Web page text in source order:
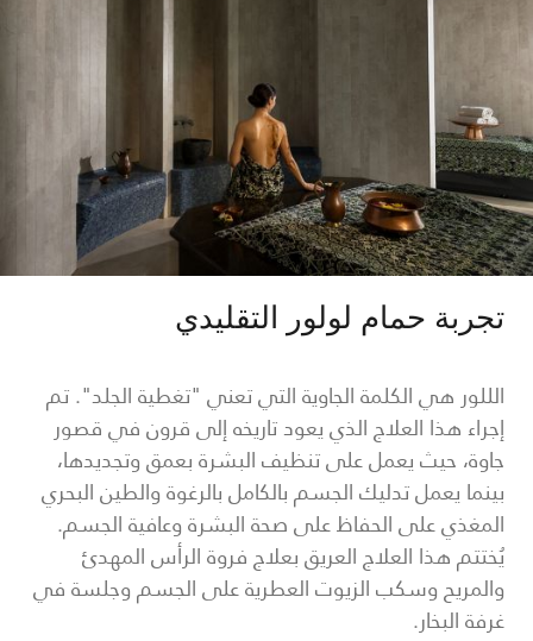
تجربة حمام لولور التقليدي
الللور هي الكلمة الجاوية التي تعني "تغطية الجلد". تم
إجراء هذا العلاج الذي يعود تاريخه إلى قرون في قصور
جاوة، حيث يعمل على تنظيف البشرة بعمق وتجديدها،
بينما يعمل تدليك الجسم بالكامل بالرغوة والطين البحري
المغذي على الحفاظ على صحة البشرة وعافية الجسم.
يُختتم هذا العلاج العريق بعلاج فروة الرأس المهدئ
والمريح وسكب الزيوت العطرية على الجسم وجلسة في
غرفة البخار.